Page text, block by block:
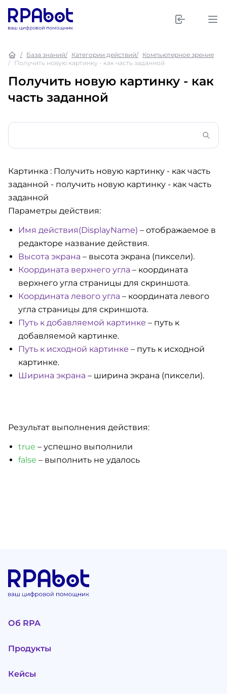
База знаний Категории действий
Компьютерное зрение
Получить новую картинку - как часть заданной
Получить новую картинку - как
часть заданной
Картинка : Получить новую картинку - как часть
заданной - получить новую картинку - как часть
заданной
Параметры действия:
Имя действия(DisplayName) – отображаемое в
редакторе название действия.
Высота экрана – высота экрана (пиксели).
Координата верхнего угла – координата
верхнего угла страницы для скриншота.
Координата левого угла – координата левого
угла страницы для скриншота.
Путь к добавляемой картинке – путь к
добавляемой картинке.
Путь к исходной картинке – путь к исходной
картинке.
Ширина экрана – ширина экрана (пиксели).
Результат выполнения действия:
true – успешно выполнили
false – выполнить не удалось
Об RPA
Продукты
Кейсы